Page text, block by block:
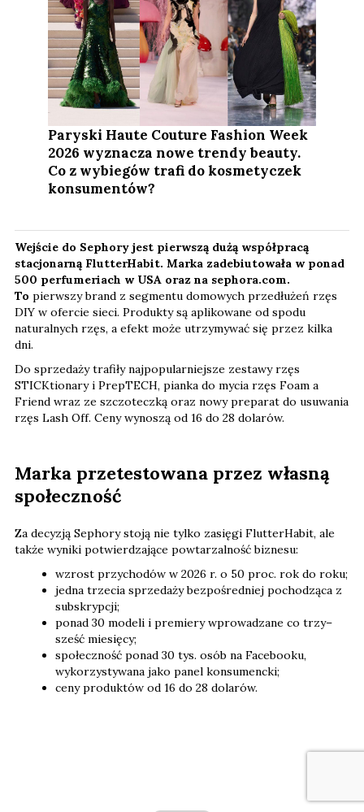
Paryski Haute Couture Fashion Week
2026 wyznacza nowe trendy beauty.
Co z wybiegów trafi do kosmetyczek
konsumentów?
Wejście do Sephory jest pierwszą dużą współpracą
stacjonarną FlutterHabit. Marka zadebiutowała w ponad
500 perfumeriach w USA oraz na sephora.com.
To pierwszy brand z segmentu domowych przedłużeń rzęs
DIY w ofercie sieci. Produkty są aplikowane od spodu
naturalnych rzęs, a efekt może utrzymywać się przez kilka
dni.
Do sprzedaży trafiły najpopularniejsze zestawy rzęs
STICKtionary i PrepTECH, pianka do mycia rzęs Foam a
Friend wraz ze szczoteczką oraz nowy preparat do usuwania
rzęs Lash Off. Ceny wynoszą od 16 do 28 dolarów.
Marka przetestowana przez własną
społeczność
Za decyzją Sephory stoją nie tylko zasięgi FlutterHabit, ale
także wyniki potwierdzające powtarzalność biznesu:
wzrost przychodów w 2026 r. o 50 proc. rok do roku;
jedna trzecia sprzedaży bezpośredniej pochodząca z
subskrypcji;
ponad 30 modeli i premiery wprowadzane co trzy–
sześć miesięcy;
społeczność ponad 30 tys. osób na Facebooku,
wykorzystywana jako panel konsumencki;
ceny produktów od 16 do 28 dolarów.